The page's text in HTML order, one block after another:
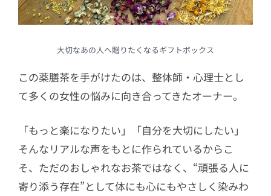
大切なあの人へ贈りたくなるギフトボックス
この薬膳茶を手がけたのは、整体師・心理士とし
て多くの女性の悩みに向き合ってきたオーナー。
「もっと楽になりたい」「自分を大切にしたい」
そんなリアルな声をもとに作られているからこ
そ、ただのおしゃれなお茶ではなく、“頑張る人に
寄り添う存在”として体にも心にもやさしく染みわ